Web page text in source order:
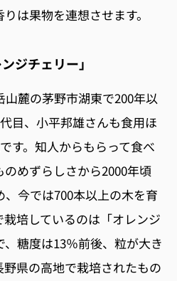
は果物を連想させます。
ジチェリー」
麓の茅野市湖東で200年以
目、小平邦雄さんも食用ほ
す。知人からもらって食べ
めずらしさから2000年頃
今では700本以上の木を育
培しているのは「オレンジ
糖度は13％前後、粒が大き
県の高地で栽培されたもの